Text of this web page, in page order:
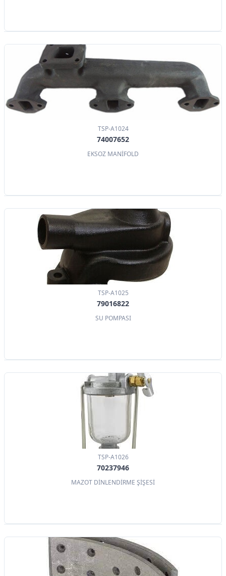
TSP-A1024
74007652
EKSOZ MANİFOLD
TSP-A1025
79016822
SU POMPASI
TSP-A1026
70237946
MAZOT DİNLENDİRME ŞİŞESİ